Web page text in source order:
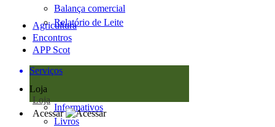
Balança comercial
Relatório de Leite
Agricultura
Encontros
APP Scot
Serviços
Loja
Loja
Informativos
Livros
Acessar